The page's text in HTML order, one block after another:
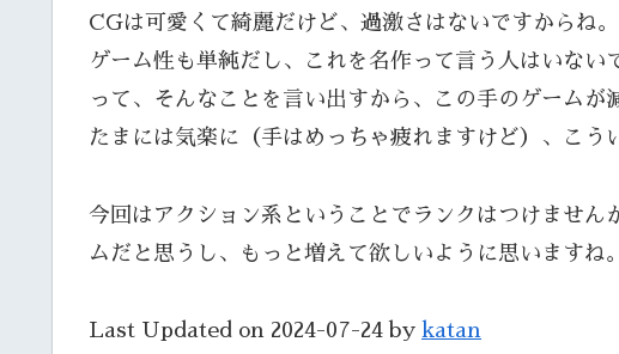
CGは可愛くて綺麗だけど、過激さはないですからね。
ゲーム性も単純だし、これを名作って言う人はいない
って、そんなことを言い出すから、この手のゲームが
たまには気楽に（手はめっちゃ疲れますけど）、こう
今回はアクション系ということでランクはつけません
ムだと思うし、もっと増えて欲しいように思いますね。
Last Updated on 2024-07-24 by katan